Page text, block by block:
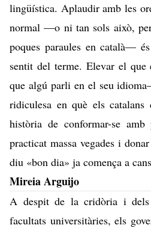
lingüística. Aplaudir amb les
normal —o ni tan sols això,
poques paraules en català—
sentit del terme. Elevar el
que algú parli en el seu
ridiculesa en què els catalans
història de conformar-se
practicat massa vegades i
diu «bon dia» ja comença a
Mireia Arguijo
A despit de la cridòria i
facultats universitàries, els